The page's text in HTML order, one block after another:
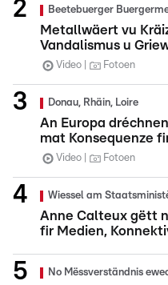
Beetebuerger
Metallwäert vu
Vandalismus u
Video Fotoen
Donau, Rhäin, Loire
An Europa
mat Konsequenze
Video Fotoen
Wiessel am
Anne Calteux gëtt
fir Medien,
No Mëssverständnis